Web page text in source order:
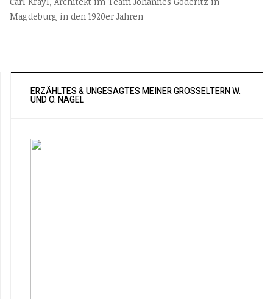
Magdeburg in den 1920er Jahren
ERZÄHLTES & UNGESAGTES MEINER GROSSELTERN W. U
ND O. NAGEL